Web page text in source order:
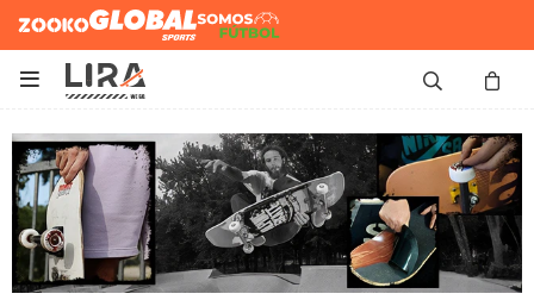
Zooko Global Sports
Somos
Futbol
